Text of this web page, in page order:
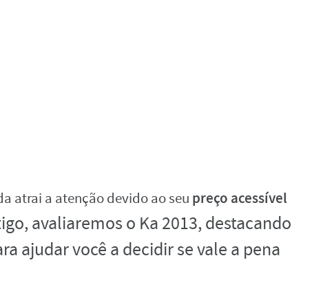
atrai a atenção devido ao seu preço acessível
avaliaremos o Ka 2013, destacando
ajudar você a decidir sevale a pena